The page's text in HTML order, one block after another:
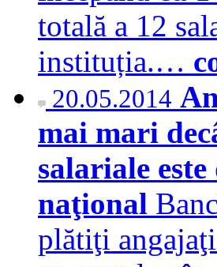
totală a 12
instituția.…
20.05.2014
mai mari
salariale
naţional
plătiţi